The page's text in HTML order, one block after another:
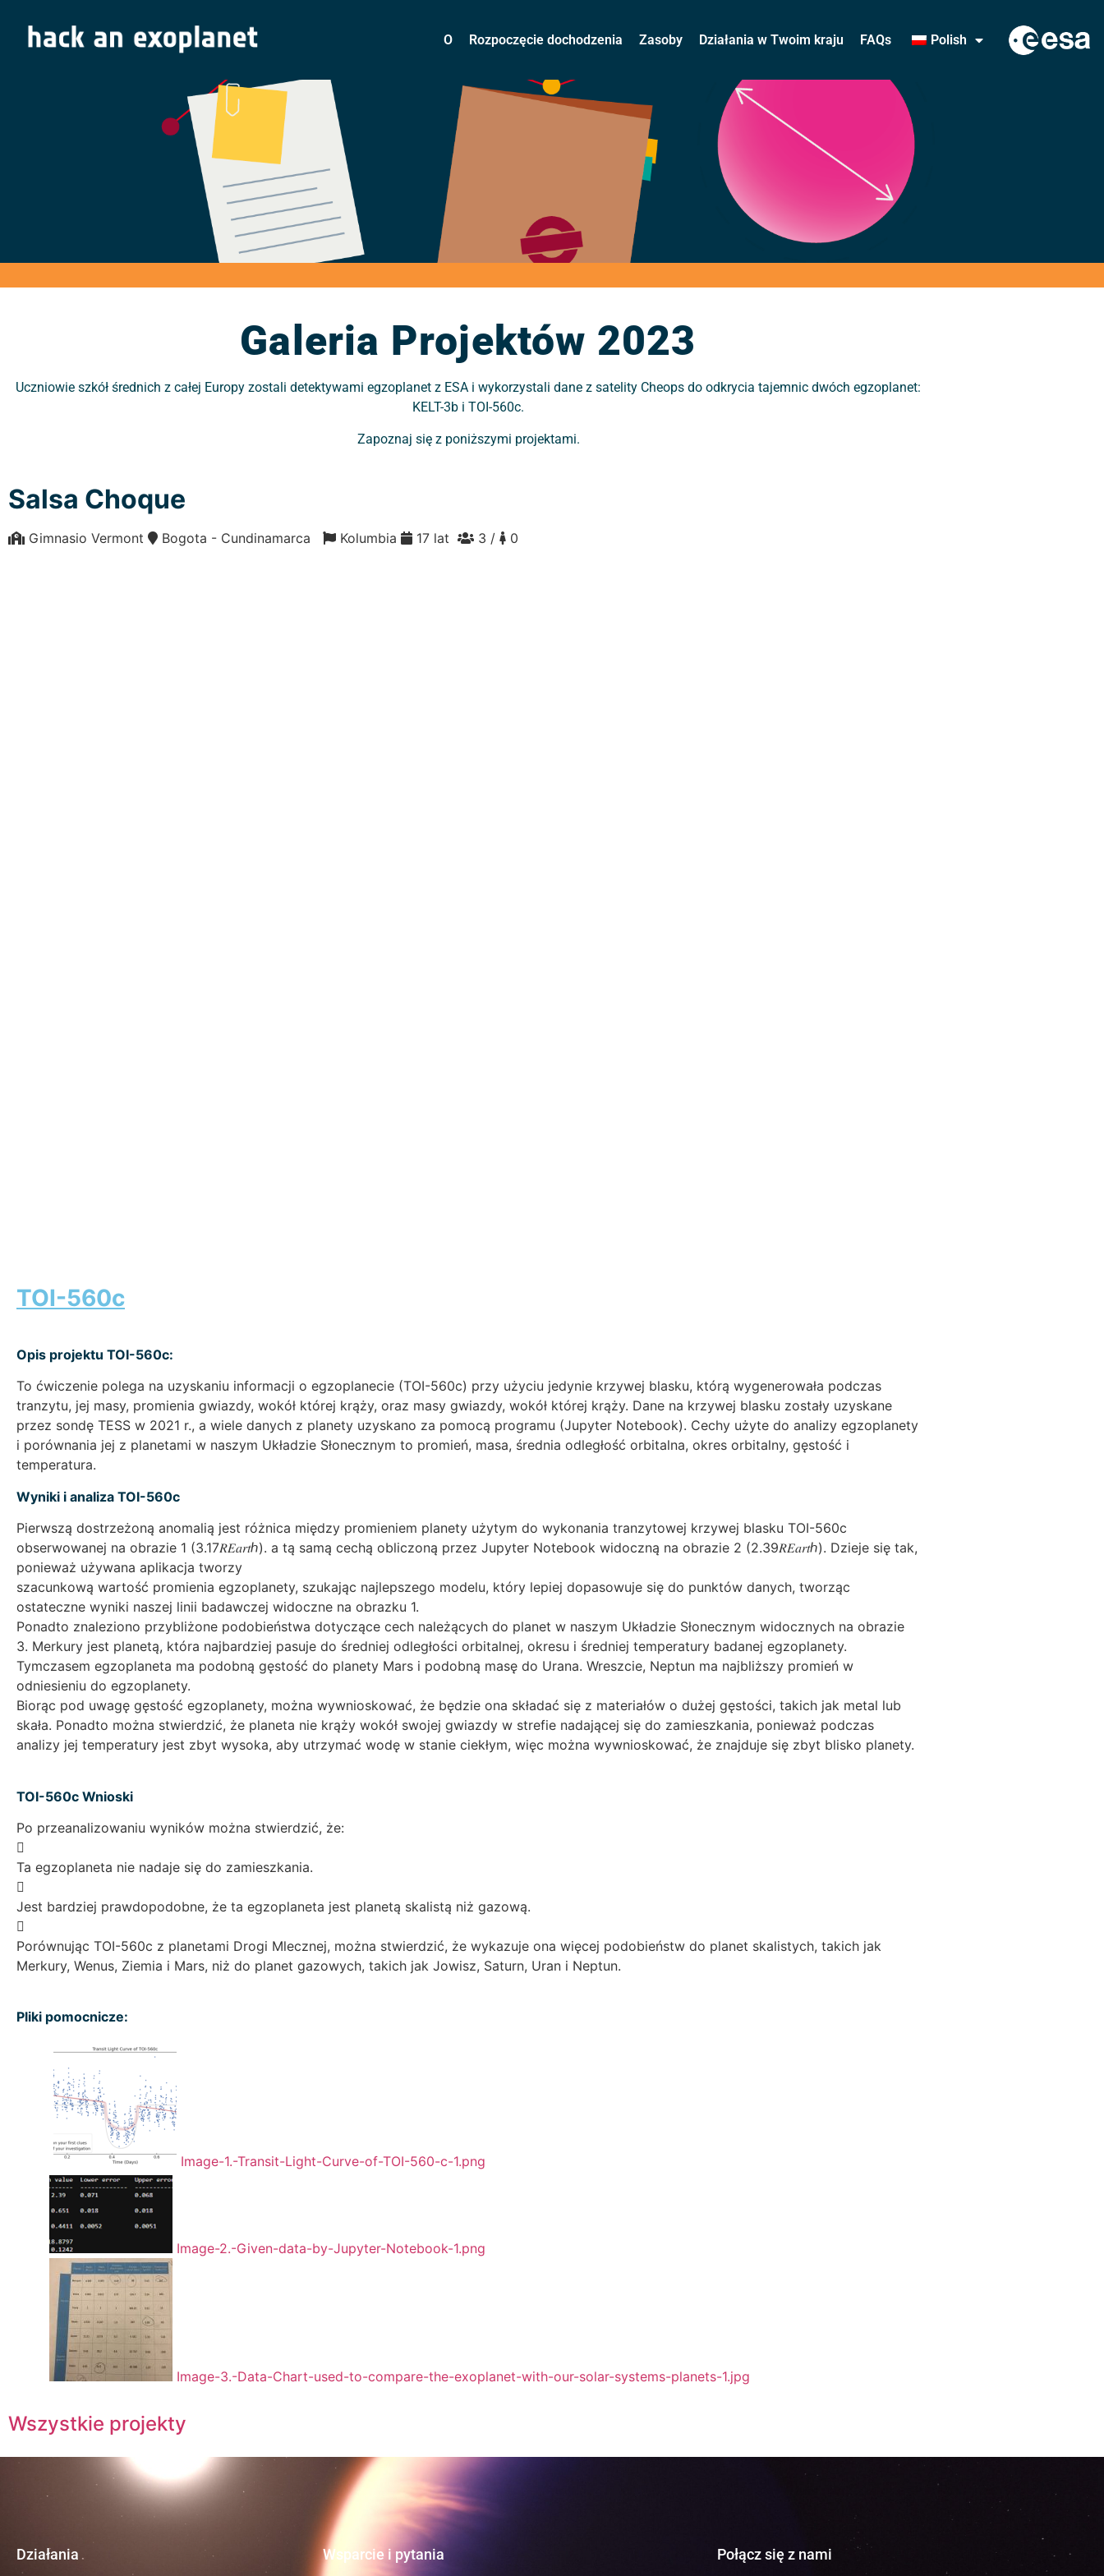
O Rozpoczęcie dochodzenia Zasoby Działania w Twoim kraju FAQs Polish
Galeria Projektów 2023
Uczniowie szkół średnich z całej Europy zostali detektywami egzoplanet z ESA i wykorzystali dane z satelity Cheops do odkrycia tajemnic dwóch egzoplanet:
KELT-3b i TOI-560c.
Zapoznaj się z poniższymi projektami.
Salsa Choque
Gimnasio Vermont Bogota - Cundinamarca Kolumbia 17 lat 3 / 0
TOI-560c
Opis projektu TOI-560c:
To ćwiczenie polega na uzyskaniu informacji o egzoplanecie (TOI-560c) przy użyciu jedynie krzywej blasku, którą wygenerowała podczas
tranzytu, jej masy, promienia gwiazdy, wokół której krąży, oraz masy gwiazdy, wokół której krąży. Dane na krzywej blasku zostały uzyskane
przez sondę TESS w 2021 r., a wiele danych z planety uzyskano za pomocą programu (Jupyter Notebook). Cechy użyte do analizy egzoplanety
i porównania jej z planetami w naszym Układzie Słonecznym to promień, masa, średnia odległość orbitalna, okres orbitalny, gęstość i
temperatura.
Wyniki i analiza TOI-560c
Pierwszą dostrzeżoną anomalią jest różnica między promieniem planety użytym do wykonania tranzytowej krzywej blasku TOI-560c
obserwowanej na obrazie 1 (3.17𝑅𝐸𝑎𝑟𝑡ℎ). a tą samą cechą obliczoną przez Jupyter Notebook widoczną na obrazie 2 (2.39𝑅𝐸𝑎𝑟𝑡ℎ). Dzieje się tak,
ponieważ używana aplikacja tworzy
szacunkową wartość promienia egzoplanety, szukając najlepszego modelu, który lepiej dopasowuje się do punktów danych, tworząc
ostateczne wyniki naszej linii badawczej widoczne na obrazku 1.
Ponadto znaleziono przybliżone podobieństwa dotyczące cech należących do planet w naszym Układzie Słonecznym widocznych na obrazie
3. Merkury jest planetą, która najbardziej pasuje do średniej odległości orbitalnej, okresu i średniej temperatury badanej egzoplanety.
Tymczasem egzoplaneta ma podobną gęstość do planety Mars i podobną masę do Urana. Wreszcie, Neptun ma najbliższy promień w
odniesieniu do egzoplanety.
Biorąc pod uwagę gęstość egzoplanety, można wywnioskować, że będzie ona składać się z materiałów o dużej gęstości, takich jak metal lub
skała. Ponadto można stwierdzić, że planeta nie krąży wokół swojej gwiazdy w strefie nadającej się do zamieszkania, ponieważ podczas
analizy jej temperatury jest zbyt wysoka, aby utrzymać wodę w stanie ciekłym, więc można wywnioskować, że znajduje się zbyt blisko planety.
TOI-560c Wnioski
Po przeanalizowaniu wyników można stwierdzić, że:

Ta egzoplaneta nie nadaje się do zamieszkania.

Jest bardziej prawdopodobne, że ta egzoplaneta jest planetą skalistą niż gazową.

Porównując TOI-560c z planetami Drogi Mlecznej, można stwierdzić, że wykazuje ona więcej podobieństw do planet skalistych, takich jak
Merkury, Wenus, Ziemia i Mars, niż do planet gazowych, takich jak Jowisz, Saturn, Uran i Neptun.
Pliki pomocnicze:
Image-1.-Transit-Light-Curve-of-TOI-560-c-1.png
Image-2.-Given-data-by-Jupyter-Notebook-1.png
Image-3.-Data-Chart-used-to-compare-the-exoplanet-with-our-solar-systems-planets-1.jpg
Wszystkie projekty
Działania Wsparcie i pytania Połącz się z nami